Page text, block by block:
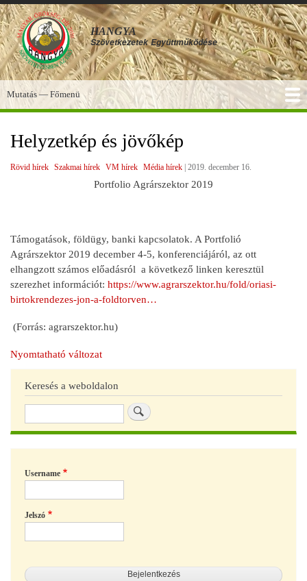
Ugrás
a
tartalomra
HANGYA
Szövetkezetek Együttműködése
Főmenü
Mutatás — Főmenü
Helyzetkép és jövőkép
Rövid hírek Szakmai hírek VM hírek Média hírek 2019. december 16.
Portfolio Agrárszektor 2019
Támogatások, földügy, banki kapcsolatok. A Portfolió
Agrárszektor 2019 december 4-5, konferenciájáról, az ott
elhangzott számos előadásról a következő linken keresztül
szerezhet információt: https://www.agrarszektor.hu/fold/oriasi-
birtokrendezes-jon-a-foldtorven…
(Forrás: agrarszektor.hu)
Nyomtatható változat
Keresés a weboldalon
Username
Jelszó